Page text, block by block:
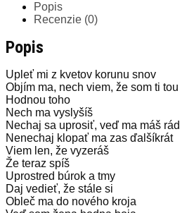
Popis
Recenzie (0)
Popis
Upleť mi z kvetov korunu snov
Objím ma, nech viem, že som ti tou
Hodnou toho
Nech ma vyslyšíš
Nechaj sa uprosiť, veď ma máš rád
Nenechaj klopať ma zas ďalšíkrát
Viem len, že vyzeráš
Že teraz spíš
Uprostred búrok a tmy
Daj vedieť, že stále si
Obleč ma do nového kroja